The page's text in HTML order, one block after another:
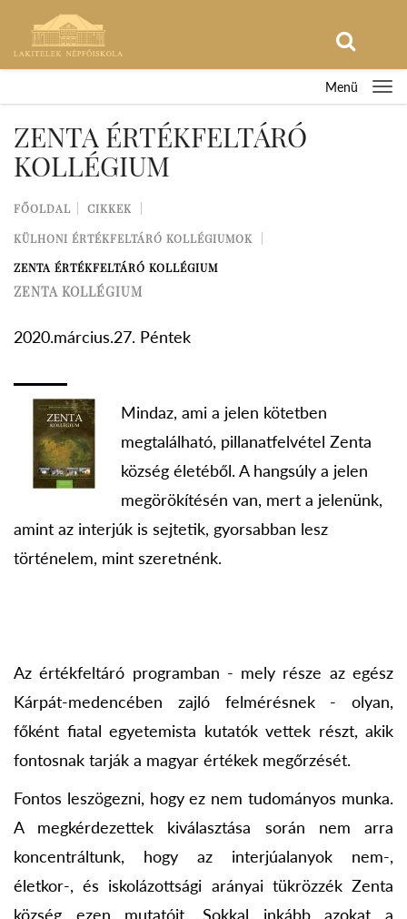
Menü
ZENTA ÉRTÉKFELTÁRÓ
KOLLÉGIUM
FŐOLDAL CIKKEK
KÜLHONI ÉRTÉKFELTÁRÓ KOLLÉGIUMOK
ZENTA ÉRTÉKFELTÁRÓ KOLLÉGIUM
ZENTA KOLLÉGIUM
2020.március.27. Péntek
Mindaz, ami a jelen kötetben
megtalálható, pillanatfelvétel Zenta
község életéből. A hangsúly a jelen
megörökítésén van, mert a jelenünk,
amint az interjúk is sejtetik, gyorsabban lesz
történelem, mint szeretnénk.
Az értékfeltáró programban - mely része az egész
Kárpát-medencében zajló felmérésnek - olyan,
főként fiatal egyetemista kutatók vettek részt, akik
fontosnak tarják a magyar értékek megőrzését.
Fontos leszögezni, hogy ez nem tudományos munka.
A megkérdezettek kiválasztása során nem arra
koncentráltunk, hogy az interjúalanyok nem-,
életkor-, és iskolázottsági arányai tükrözzék Zenta
község ezen mutatóit. Sokkal inkább azokat a